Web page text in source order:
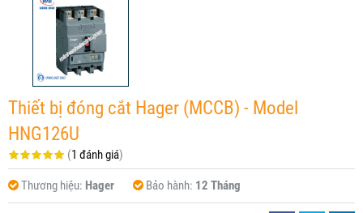
Thiết bị đóng cắt Hager (MCCB) - Model
HNG126U
(1 đánh giá)
Thương hiệu: Hager Bảo hành: 12 Tháng